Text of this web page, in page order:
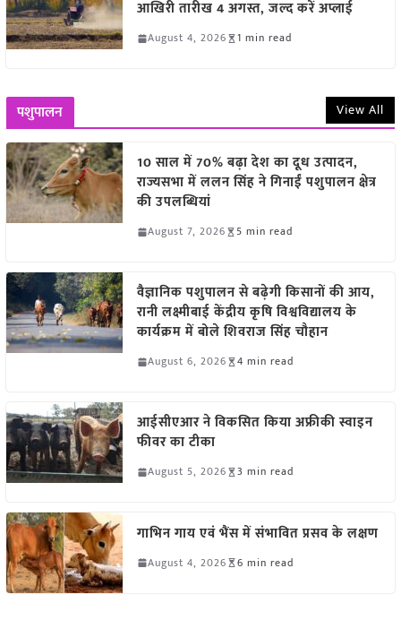
आखिरी तारीख 4 अगस्त, जल्द करें अप्लाई
August 4, 2026 1 min read
पशुपालन View All
10 साल में 70% बढ़ा देश का दूध उत्पादन,
राज्यसभा में ललन सिंह ने गिनाईं पशुपालन क्षेत्र
की उपलब्धियां
August 7, 2026 5 min read
वैज्ञानिक पशुपालन से बढ़ेगी किसानों की आय,
रानी लक्ष्मीबाई केंद्रीय कृषि विश्वविद्यालय के
कार्यक्रम में बोले शिवराज सिंह चौहान
August 6, 2026 4 min read
आईसीएआर ने विकसित किया अफ्रीकी स्वाइन
फीवर का टीका
August 5, 2026 3 min read
गाभिन गाय एवं भैंस में संभावित प्रसव के लक्षण
August 4, 2026 6 min read